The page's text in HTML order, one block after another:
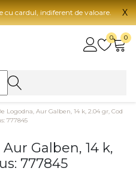
cardul, indiferent de valoare. X
0 0
Logodna, Aur Galben, 14 k, 2.04 gr, Cod
777845
Galben, 14 k,
777845